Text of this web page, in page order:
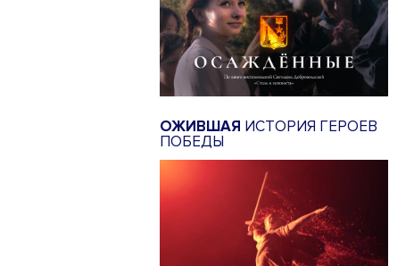
ОЖИВШАЯ ИСТОРИЯ ГЕРОЕВ
ПОБЕДЫ